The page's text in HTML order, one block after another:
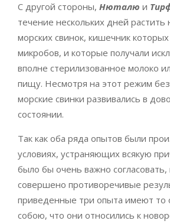
С другой стороны, Нюталю и
течение нескольких дней
морских свинок, кишечник
микробов, и которые получали
вполне стерилизованное молоко
пищу. Несмотря на этот режим
морские свинки развивались в
состоянии.
Так как оба ряда опытов были
условиях, устраняющих всякую
было бы очень важно
совершено противоречивые
приведенные три опыта имеют
собою, что они относились к